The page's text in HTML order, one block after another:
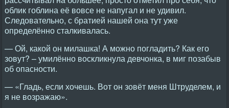
облик гоблина её вовсе не напугал и не удивил.
Следовательно, с братией нашей она тут уже
определённо сталкивалась.
— Ой, какой он милашка! А можно погладить? Как его
зовут? – умилённо воскликнула девчонка, в миг позабыв
об опасности.
— «Гладь, если хочешь. Вот он зовёт меня Штруделем, и
я не возражаю».